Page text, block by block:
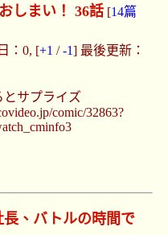
しまい！ 36話[14篇
：0, [+1 /-1] 最後更新：
とサプライズ
comic/32863?
、バトルの時間で